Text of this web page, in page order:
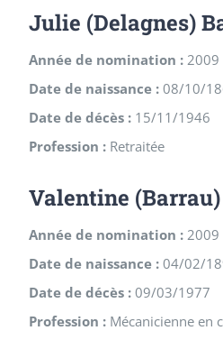
Julie (Delagnes)
Année de nomination : 2009
Date de naissance : 08/10/
Date de décès : 15/11/1946
Profession : Retraitée
Valentine
Année de nomination : 2009
Date de naissance : 04/02/
Date de décès : 09/03/1977
Profession : Mécanicienne en